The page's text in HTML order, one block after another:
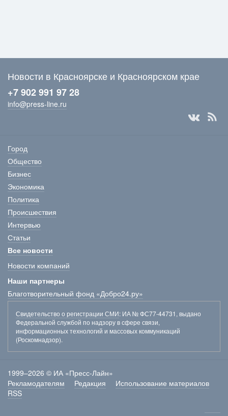
Новости в Красноярске и Красноярском крае
+7 902 991 97 28
info@press-line.ru
Город
Общество
Бизнес
Экономика
Политика
Происшествия
Интервью
Статьи
Все новости
Новости компаний
Наши партнеры
Благотворительный фонд «Добро24.ру»
Свидетельство о регистрации СМИ: ИА № ФС77-44731, выдано
Федеральной службой по надзору в сфере связи,
информационных технологий и массовых коммуникаций
(Роскомнадзор).
1999–2026 © ИА «Пресс-Лайн»
Рекламодателям
Редакция
Использование материалов
RSS